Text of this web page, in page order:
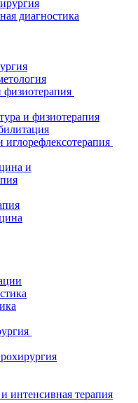
диагностика
физиотерапия
и физиотерапия
и
интенсивная терапия